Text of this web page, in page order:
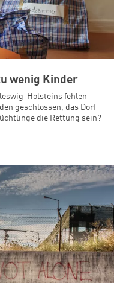
wenig Kinder
Holsteins fehlen
geschlossen, das Dorf
die Rettung sein?